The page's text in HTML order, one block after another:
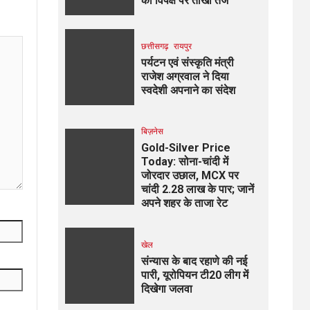
छत्तीसगढ़ रायपुर
पर्यटन एवं संस्कृति मंत्री
राजेश अग्रवाल ने दिया
स्वदेशी अपनाने का संदेश
बिज़नेस
Gold-Silver Price
Today: सोना-चांदी में
जोरदार उछाल, MCX पर
चांदी ₹2.28 लाख के पार; जानें
अपने शहर के ताजा रेट
खेल
संन्यास के बाद रहाणे की नई
पारी, यूरोपियन टी20 लीग में
दिखेगा जलवा